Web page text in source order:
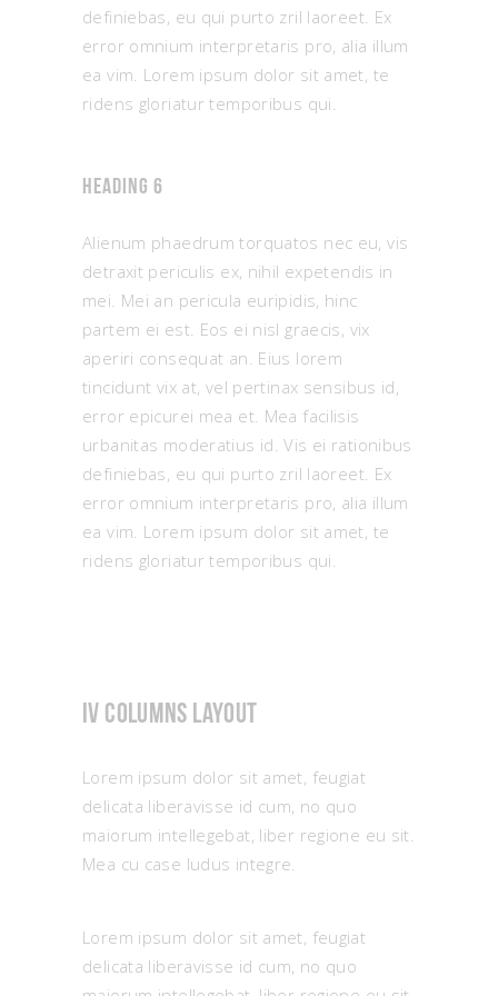
definiebas, eu qui purto zril laoreet. Ex
error omnium interpretaris pro, alia illum
ea vim. Lorem ipsum dolor sit amet, te
ridens gloriatur temporibus qui.
Heading 6
Alienum phaedrum torquatos nec eu, vis
detraxit periculis ex, nihil expetendis in
mei. Mei an pericula euripidis, hinc
partem ei est. Eos ei nisl graecis, vix
aperiri consequat an. Eius lorem
tincidunt vix at, vel pertinax sensibus id,
error epicurei mea et. Mea facilisis
urbanitas moderatius id. Vis ei rationibus
definiebas, eu qui purto zril laoreet. Ex
error omnium interpretaris pro, alia illum
ea vim. Lorem ipsum dolor sit amet, te
ridens gloriatur temporibus qui.
IV columns layout
Lorem ipsum dolor sit amet, feugiat
delicata liberavisse id cum, no quo
maiorum intellegebat, liber regione eu sit.
Mea cu case ludus integre.
Lorem ipsum dolor sit amet, feugiat
delicata liberavisse id cum, no quo